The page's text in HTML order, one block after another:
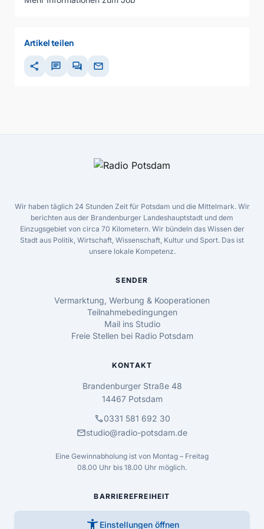
Artikel teilen
share chat forum mail
Wir haben täglich 24 Stunden Zeit für Potsdam und die Mittelmark. Wir
berichten aus der Brandenburger Landeshauptstadt und dem
Einzugsgebiet von circa 70 Kilometern. Wir bündeln das Wissen der
Stadt aus Politik, Wirtschaft, Wissenschaft, Kultur und Sport. Das ist
unsere lokale Kompetenz.
SENDER
Vermarktung, Werbung & Kooperationen
Teilnahmebedingungen
Mail ins Studio
Freie Stellen bei Radio Potsdam
KONTAKT
Brandenburger Straße 48
14467 Potsdam
call0331 581 692 30
mailstudio@radio-potsdam.de
Eine Gewinnabholung ist von Montag – Freitag
08.00 Uhr bis 18.00 Uhr möglich.
BARRIEREFREIHEIT
accessibility_new Einstellungen öffnen